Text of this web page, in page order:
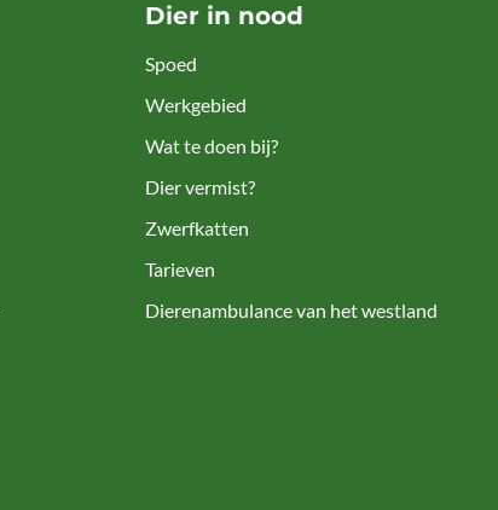
Dier in nood
Spoed
Werkgebied
Wat te doen bij?
Dier vermist?
Zwerfkatten
Tarieven
Dierenambulance van het westland